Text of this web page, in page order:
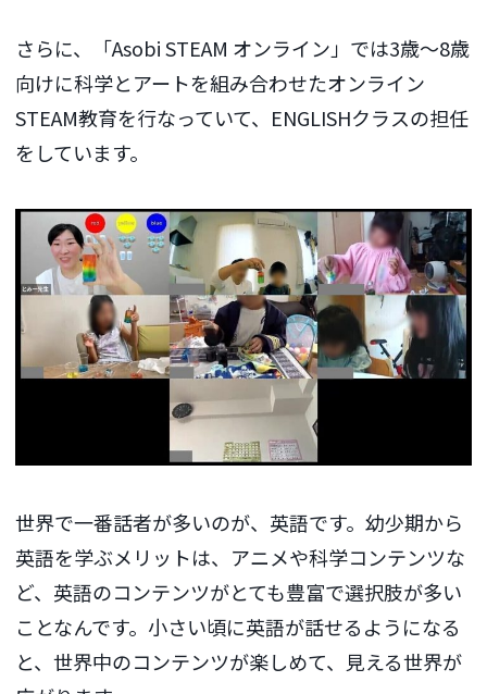
さらに、「Asobi STEAM オンライン」では3歳〜8歳
向けに科学とアートを組み合わせたオンライン
STEAM教育を行なっていて、ENGLISHクラスの担任
をしています。
世界で一番話者が多いのが、英語です。幼少期から
英語を学ぶメリットは、アニメや科学コンテンツな
ど、英語のコンテンツがとても豊富で選択肢が多い
ことなんです。小さい頃に英語が話せるようになる
と、世界中のコンテンツが楽しめて、見える世界が